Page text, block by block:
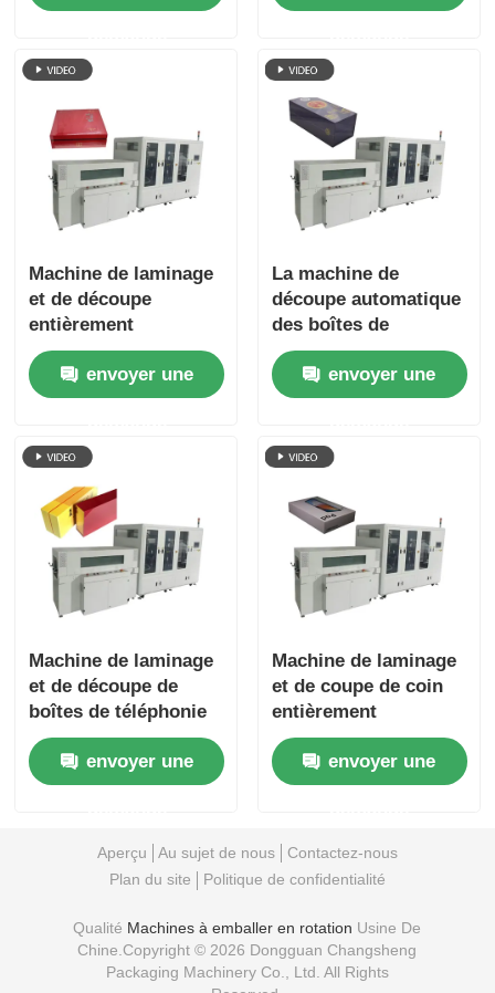
soignée et belle
du produit
Machine de laminage
et de découpe
entièrement
automatique pour
emballage plat à haut
rendement
envoyer une
La machine de
découpe automatique
des boîtes de
téléphonie mobile
permet d'économiser
du travail et de
envoyer une
Machine de laminage
et de découpe de
boîtes de téléphonie
mobile entièrement
automatique, coupe
lisse et emballage
envoyer une
Machine de laminage
et de coupe de coin
entièrement
automatique avancée
envoyer une
Aperçu Au sujet de nous
Contactez-nous
Plan du site
Politique de confidentialité
Qualité Machines à emballer en rotation Usine De
Chine.Copyright © 2026 Dongguan Changsheng
Packaging Machinery Co., Ltd. All Rights